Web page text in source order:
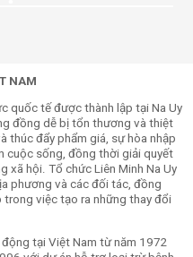
NAM
quốc tế được thành lập tại Na Uy
đồng dễ bị tổn thương và thiệt
thúc đẩy phẩm giá, sự hòa nhập
cuộc sống, đồng thời giải quyết
xã hội. Tổ chức Liên Minh Na Uy
phương và các đối tác, đồng
việc tạo ra những thay đổi
tại Việt Nam từ năm 1972